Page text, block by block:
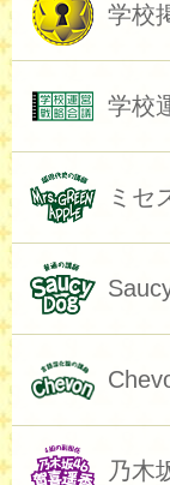
学校
学校
ミセ
乃木